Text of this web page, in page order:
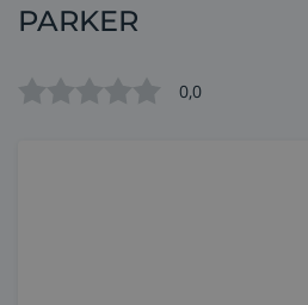
PARKER
0,0